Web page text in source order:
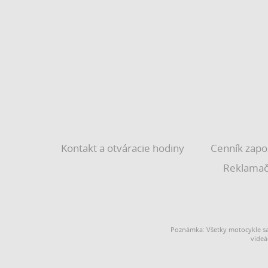
Kontakt a otváracie hodiny
Cenník
Poznámka: Všetky motocykle